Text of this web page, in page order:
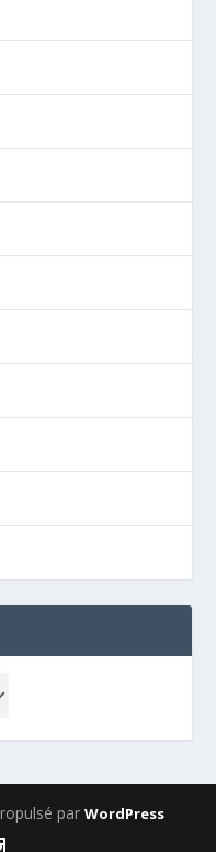
par WordPress